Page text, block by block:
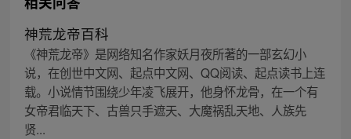
神荒龙帝百科
《神荒龙帝》是网络知名作家妖月夜所著的一部玄幻小
说，在创世中文网、起点中文网、QQ阅读、起点读书上连
载。小说情节围绕少年凌飞展开，他身怀龙骨，在一个有
女帝君临天下、古兽只手遮天、大魔祸乱天地、人族先
贤...